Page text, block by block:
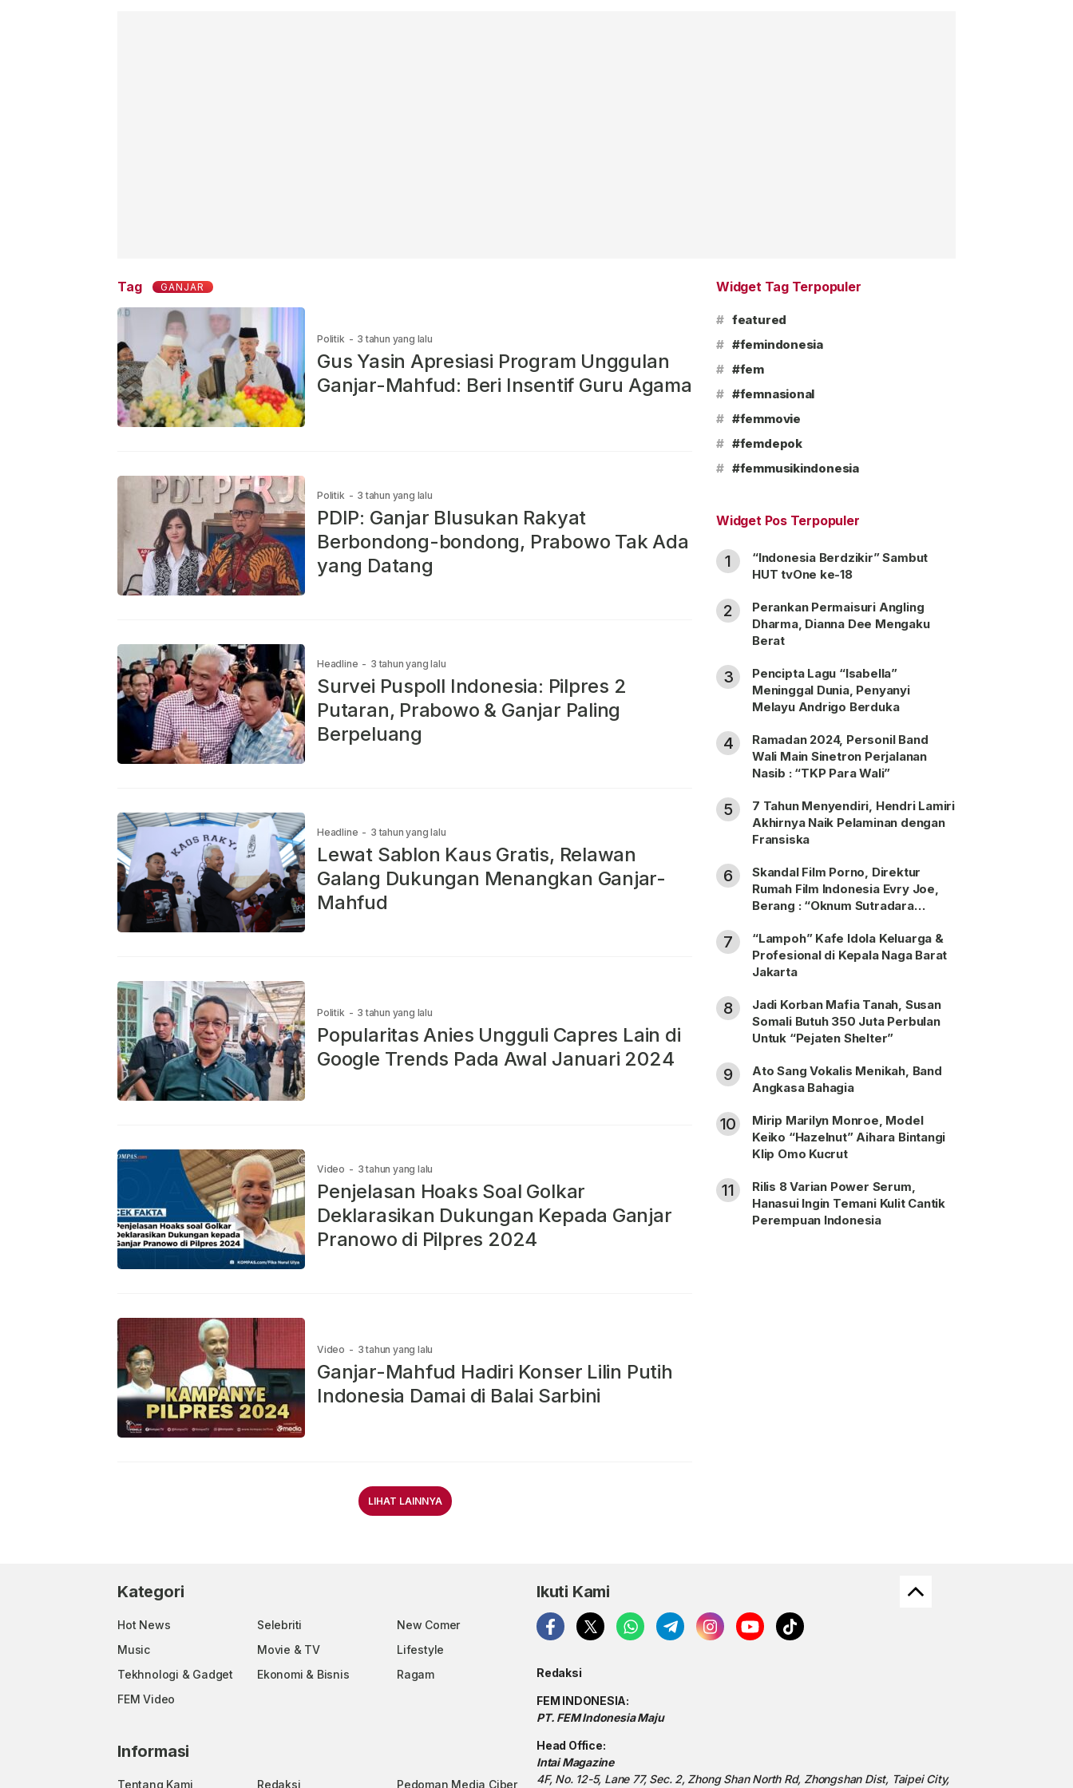
Tag GANJAR
Politik - 3 tahun yang lalu
Gus Yasin Apresiasi Program Unggulan
Ganjar-Mahfud: Beri Insentif Guru Agama
Politik - 3 tahun yang lalu
PDIP: Ganjar Blusukan Rakyat
Berbondong-bondong, Prabowo Tak Ada
yang Datang
Headline - 3 tahun yang lalu
Survei Puspoll Indonesia: Pilpres 2
Putaran, Prabowo & Ganjar Paling
Berpeluang
Headline - 3 tahun yang lalu
Lewat Sablon Kaus Gratis, Relawan
Galang Dukungan Menangkan Ganjar-
Mahfud
Politik - 3 tahun yang lalu
Popularitas Anies Ungguli Capres Lain di
Google Trends Pada Awal Januari 2024
Video - 3 tahun yang lalu
Penjelasan Hoaks Soal Golkar
Deklarasikan Dukungan Kepada Ganjar
Pranowo di Pilpres 2024
Video - 3 tahun yang lalu
Ganjar-Mahfud Hadiri Konser Lilin Putih
Indonesia Damai di Balai Sarbini
LIHAT LAINNYA
Widget Tag Terpopuler
# featured
# #femindonesia
# #fem
# #femnasional
# #femmovie
# #femdepok
# #femmusikindonesia
Widget Pos Terpopuler
1
“Indonesia Berdzikir” Sambut
HUT tvOne ke-18
2
Perankan Permaisuri Angling
Dharma, Dianna Dee Mengaku
Berat
3
Pencipta Lagu “Isabella”
Meninggal Dunia, Penyanyi
Melayu Andrigo Berduka
4
Ramadan 2024, Personil Band
Wali Main Sinetron Perjalanan
Nasib : “TKP Para Wali”
5
7 Tahun Menyendiri, Hendri Lamiri
Akhirnya Naik Pelaminan dengan
Fransiska
6
Skandal Film Porno, Direktur
Rumah Film Indonesia Evry Joe,
Berang : “Oknum Sutradara
7
“Lampoh” Kafe Idola Keluarga &
Profesional di Kepala Naga Barat
Jakarta
8
Jadi Korban Mafia Tanah, Susan
Somali Butuh 350 Juta Perbulan
Untuk “Pejaten Shelter”
9
Ato Sang Vokalis Menikah, Band
Angkasa Bahagia
10
Mirip Marilyn Monroe, Model
Keiko “Hazelnut” Aihara Bintangi
Klip Omo Kucrut
11
Rilis 8 Varian Power Serum,
Hanasui Ingin Temani Kulit Cantik
Perempuan Indonesia
Kategori
Hot News Selebriti
New Comer
Music
Movie & TV
Lifestyle
Tekhnologi & Gadget
Ekonomi & Bisnis
Ragam
FEM Video
Informasi
Tentang Kami Redaksi Pedoman Media Ciber
Ikuti Kami
Redaksi
FEM INDONESIA:
PT. FEM Indonesia Maju
Head Office:
Intai Magazine
4F, No. 12-5, Lane 77, Sec. 2, Zhong Shan North Rd, Zhongshan Dist, Taipei City,